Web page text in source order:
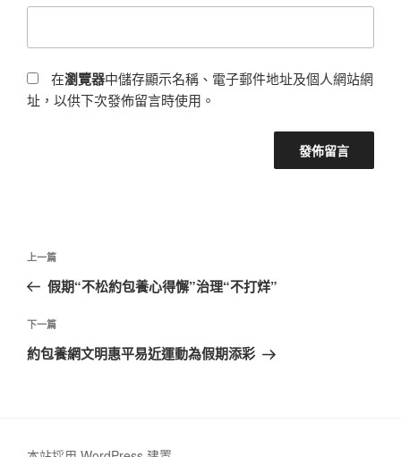
在瀏覽器中儲存顯示名稱、電子郵件地址及個人網站網
址，以供下次發佈留言時使用。
文
導
覽
上
一
文
章
上一篇
假期“不松約包養心得懈”治理“不打烊”
下
一
下一篇
約包養網文明惠平易近運動為假期添彩